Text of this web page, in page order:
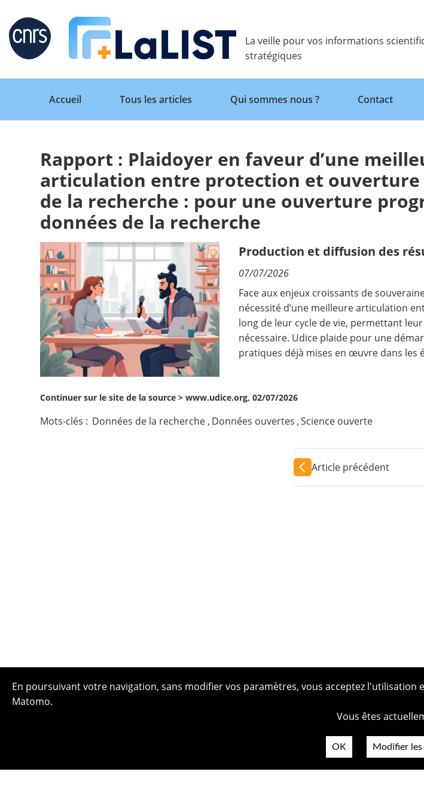
Retour
Accueil
Tous les articles
Qui sommes nous ?
Contact
Nous suivre
La veille pour vos informations
stratégiques
Retour
Accueil
Tous les articles Qui sommes nous ? Contact
Rapport : Plaidoyer en faveur d’une
articulation entre protection et ouverture
de la recherche : pour une ouverture
données de la recherche
Production et diffusion des
07/07/2026
Face aux enjeux croissants de
nécessité d’une meilleure articulation
long de leur cycle de vie, permettant
nécessaire. Udice plaide pour une
pratiques déjà mises en œuvre dans les
Continuer sur le site de la source >www.udice.org, 02/07/2026
Mots-clés : Données de la recherche , Données ouvertes ,Science ouverte
Article précédent
En poursuivant votre navigation, sans modifier vos paramètres, vous acceptez
Matomo.
Vous êtes
OK Modifier